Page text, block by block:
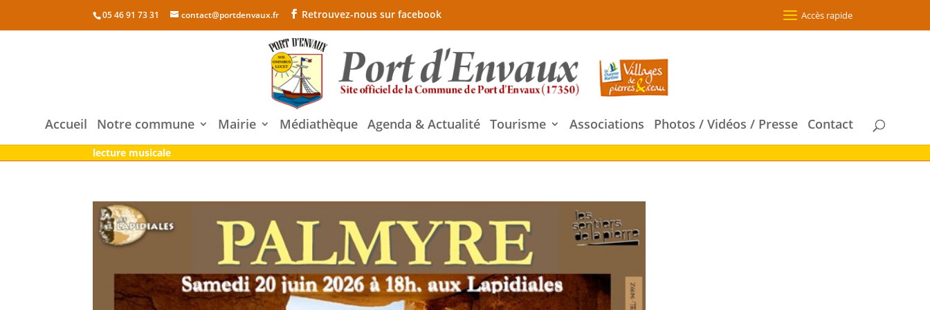
05 46 91 73 31 contact@portdenvaux.fr Retrouvez-nous sur facebook Accès rapide
Accueil Notre commune Mairie Médiathèque Agenda & Actualité Tourisme Associations Photos / Vidéos / Presse Contact
lecture musicale